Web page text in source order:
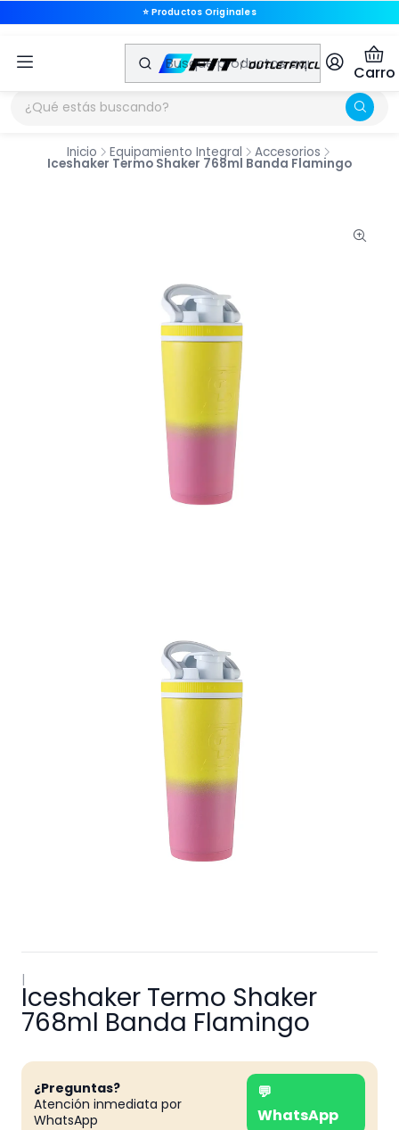
⭐ Productos Originales
Carro
Inicio Equipamiento Integral Accesorios
Iceshaker Termo Shaker 768ml Banda Flamingo
|
Iceshaker Termo Shaker
768ml Banda Flamingo
¿Preguntas?
Atención inmediata por
WhatsApp
💬
WhatsApp
⭐ Productos Originales